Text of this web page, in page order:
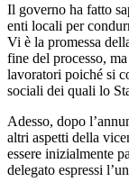
Il governo ha fatto
enti locali per
Vi è la promessa
fine del processo,
lavoratori poiché si
sociali dei quali lo
Adesso, dopo
altri aspetti della
essere inizialmente
delegato espressi